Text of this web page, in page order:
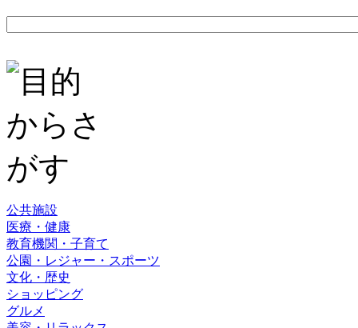
公共施設
医療・健康
教育機関・子育て
公園・レジャー・スポーツ
文化・歴史
ショッピング
グルメ